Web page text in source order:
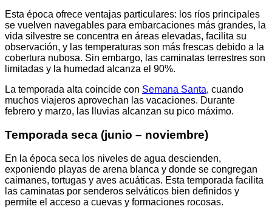
Esta época ofrece ventajas particulares: los ríos principales
se vuelven navegables para embarcaciones más grandes, la
vida silvestre se concentra en áreas elevadas, facilita su
observación, y las temperaturas son más frescas debido a la
cobertura nubosa. Sin embargo, las caminatas terrestres son
limitadas y la humedad alcanza el 90%.
La temporada alta coincide con Semana Santa, cuando
muchos viajeros aprovechan las vacaciones. Durante
febrero y marzo, las lluvias alcanzan su pico máximo.
Temporada seca (junio – noviembre)
En la época seca los niveles de agua descienden,
exponiendo playas de arena blanca y donde se congregan
caimanes, tortugas y aves acuáticas. Esta temporada facilita
las caminatas por senderos selváticos bien definidos y
permite el acceso a cuevas y formaciones rocosas.